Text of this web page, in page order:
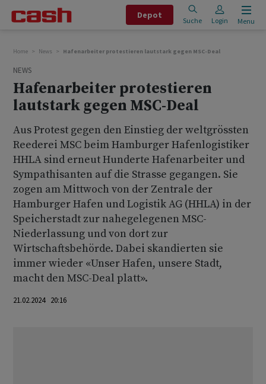
Depot
Suche Login Menu
Home News Hafenarbeiter protestieren lautstark gegen MSC-Deal
NEWS
Hafenarbeiter protestieren
lautstark gegen MSC-Deal
Aus Protest gegen den Einstieg der weltgrössten
Reederei MSC beim Hamburger Hafenlogistiker
HHLA sind erneut Hunderte Hafenarbeiter und
Sympathisanten auf die Strasse gegangen. Sie
zogen am Mittwoch von der Zentrale der
Hamburger Hafen und Logistik AG (HHLA) in der
Speicherstadt zur nahegelegenen MSC-
Niederlassung und von dort zur
Wirtschaftsbehörde. Dabei skandierten sie
immer wieder «Unser Hafen, unsere Stadt,
macht den MSC-Deal platt».
21.02.2024 20:16